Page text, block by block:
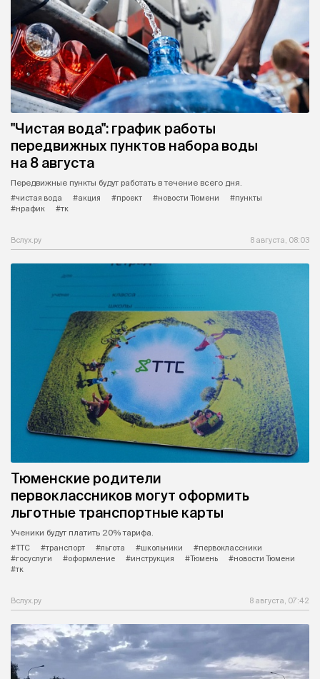
"Чистая вода": график работы
передвижных пунктов набора воды
на 8 августа
Передвижные пункты будут работать в течение всего дня.
#чистая вода
#акция #проект #новости Тюмени
#пункты
#нрафик
#тк
Вслух.ру 8 августа, 08:03
Тюменские родители
первоклассников могут оформить
льготные транспортные карты
Ученики будут платить 20% тарифа.
#ТТС
#транспорт #льгота #школьники
#первоклассники
#госуслуги
#оформление #инструкция #Тюмень
#новости Тюмени
#тк
Вслух.ру 8 августа, 07:42